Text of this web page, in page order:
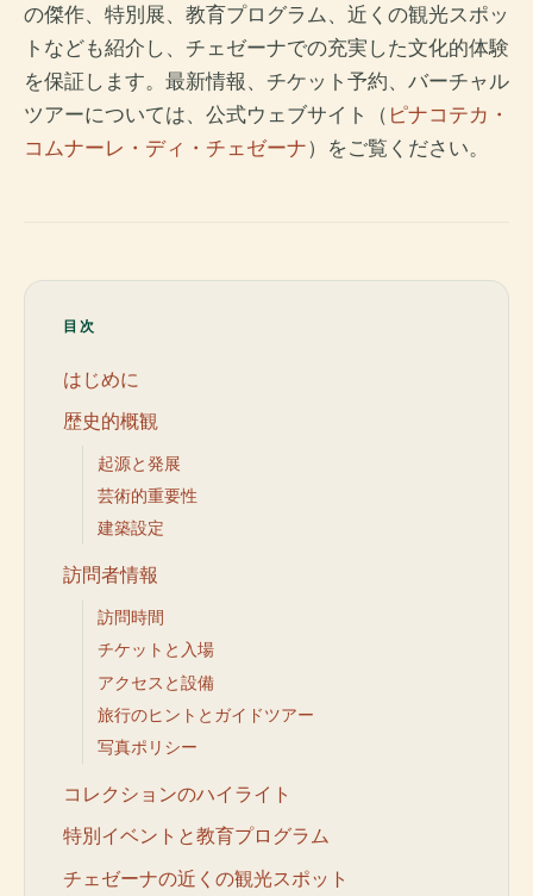
の傑作、特別展、教育プログラム、近くの観光スポッ
トなども紹介し、チェゼーナでの充実した文化的体験
を保証します。最新情報、チケット予約、バーチャル
ツアーについては、公式ウェブサイト（ ピナコテカ・
コムナーレ・ディ・チェゼーナ）をご覧ください。
目次
はじめに
歴史的概観
起源と発展
芸術的重要性
建築設定
訪問者情報
訪問時間
チケットと入場
アクセスと設備
旅行のヒントとガイドツアー
写真ポリシー
コレクションのハイライト
特別イベントと教育プログラム
チェゼーナの近くの観光スポット